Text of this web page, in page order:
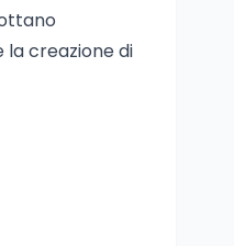
la creazione di